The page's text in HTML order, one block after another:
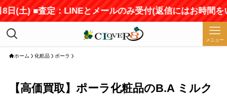
) ■査定：LINEとメールのみ受付(返信にはお時間をいた
メニュー
ホーム 化粧品 ポーラ
【高価買取】ポーラ化粧品のB.A ミルク